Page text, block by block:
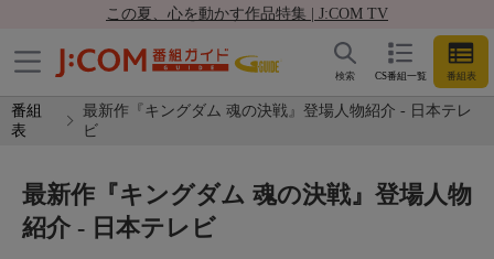
この夏、心を動かす作品特集 | J:COM TV
CS番組一覧 番組表
検索
番組
表
最新作『キングダム 魂の決戦』登場人物紹介 - 日本テレ
ビ
最新作『キングダム 魂の決戦』登場人物
紹介 - 日本テレビ